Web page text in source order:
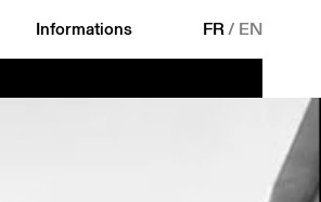
Informations FR/ EN